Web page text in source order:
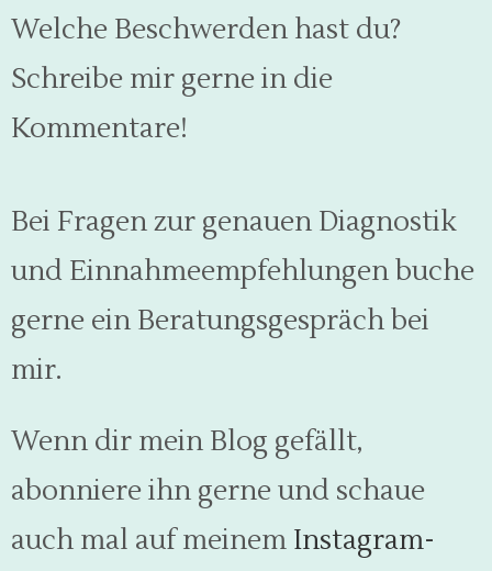
Welche Beschwerden hast du?
Schreibe mir gerne in die
Kommentare!
Bei Fragen zur genauen Diagnostik
und Einnahmeempfehlungen buche
gerne ein Beratungsgespräch bei
mir.
Wenn dir mein Blog gefällt,
abonniere ihn gerne und schaue
auch mal auf meinem Instagram-